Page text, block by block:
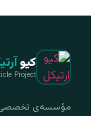
کیو
Project
مؤسسه‌ی تخصصی